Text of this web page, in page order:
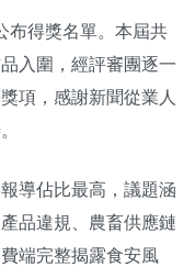
申訴
布得獎名單。本屆共
入圍，經評審團逐一
項，感謝新聞從業人
導佔比最高，議題涵
品違規、農畜供應鏈
端完整揭露食安風